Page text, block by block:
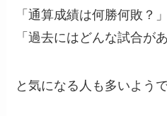
「通算成績は何勝何敗？」
「過去にはどんな試合が
と気になる人も多いようで